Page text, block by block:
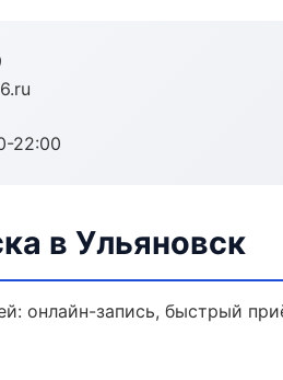
22:00
в Ульяновск
онлайн-запись, быстрый